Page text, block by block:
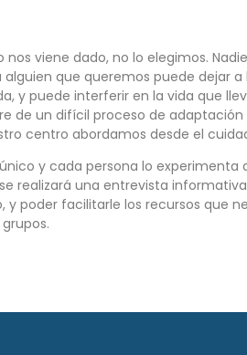
nos viene dado, no lo elegimos.
alguien que queremos puede dejar a
y puede interferir en la vida que
de un difícil proceso de adaptación
centro abordamos desde el
y cada persona lo experimenta
realizará una entrevista
y poder facilitarle los recursos que